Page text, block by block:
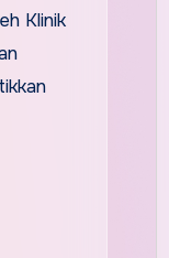
Klinik